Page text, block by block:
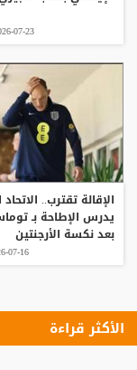
2026-07-23 |
الإقالة تقترب.. الاتحاد
يدرس الإطاحة بـ
بعد نكسة الأرجنتين
2026-07-16 |
الأكثر قراءة